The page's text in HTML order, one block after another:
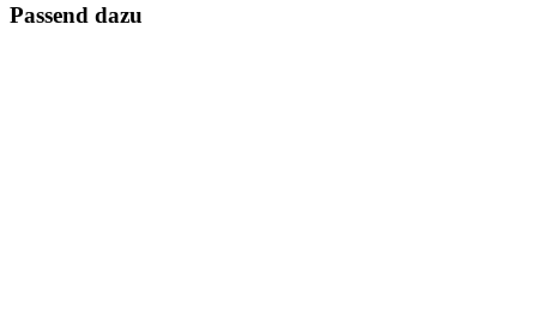
Passend dazu